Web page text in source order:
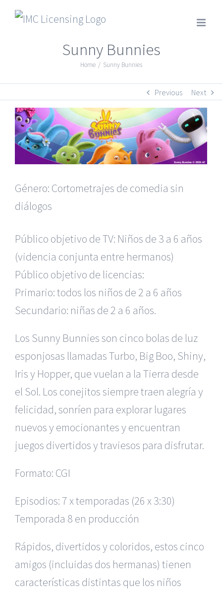
Sunny Bunnies
Home / Sunny Bunnies
Previous Next
Género: Cortometrajes de comedia sin
diálogos
Público objetivo de TV: Niños de 3 a 6 años
(videncia conjunta entre hermanos)
Público objetivo de licencias:
Primario: todos los niños de 2 a 6 años
Secundario: niñas de 2 a 6 años.
Los Sunny Bunnies son cinco bolas de luz
esponjosas llamadas Turbo, Big Boo, Shiny,
Iris y Hopper, que vuelan a la Tierra desde
el Sol. Los conejitos siempre traen alegría y
felicidad, sonríen para explorar lugares
nuevos y emocionantes y encuentran
juegos divertidos y traviesos para disfrutar.
Formato: CGI
Episodios: 7 x temporadas (26 x 3:30)
Temporada 8 en producción
Rápidos, divertidos y coloridos, estos cinco
amigos (incluidas dos hermanas) tienen
características distintas que los niños